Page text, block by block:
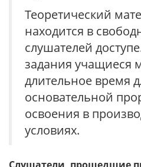
Теоретический
находится в
слушателей
задания учащиеся
длительное время
основательной
освоения в
условиях.